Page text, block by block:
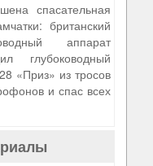
спасательная
британский
аппарат
глубоководный
«Приз» из тросов
и спас всех